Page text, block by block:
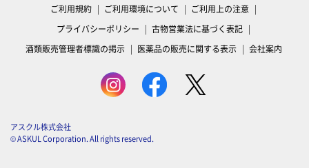
ご利用規約 ご利用環境について
ご利用上の注意
プライバシーポリシー
古物営業法に基づく表記
酒類販売管理者標識の掲示
医薬品の販売に関する表示 会社案内
アスクル株式会社
© ASKUL Corporation. All rights reserved.